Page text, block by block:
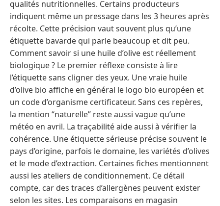
qualités nutritionnelles. Certains producteurs
indiquent même un pressage dans les 3 heures après
récolte. Cette précision vaut souvent plus qu’une
étiquette bavarde qui parle beaucoup et dit peu.
Comment savoir si une huile d’olive est réellement
biologique ? Le premier réflexe consiste à lire
l’étiquette sans cligner des yeux. Une vraie huile
d’olive bio affiche en général le logo bio européen et
un code d’organisme certificateur. Sans ces repères,
la mention “naturelle” reste aussi vague qu’une
météo en avril. La traçabilité aide aussi à vérifier la
cohérence. Une étiquette sérieuse précise souvent le
pays d’origine, parfois le domaine, les variétés d’olives
et le mode d’extraction. Certaines fiches mentionnent
aussi les ateliers de conditionnement. Ce détail
compte, car des traces d’allergènes peuvent exister
selon les sites. Les comparaisons en magasin